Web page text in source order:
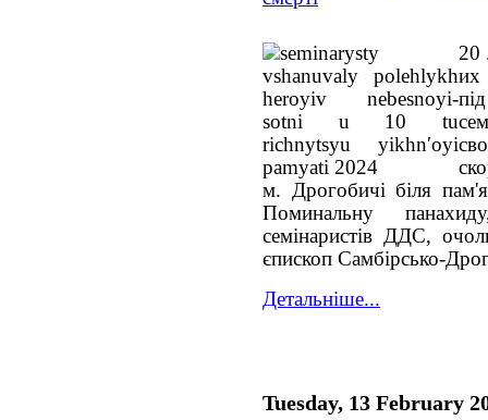
20
их
м. Дрогобичі біля
Поминальну
семінаристів ДДС,
єпископ Самбірсько-
Детальніше...
Tuesday, 13 February